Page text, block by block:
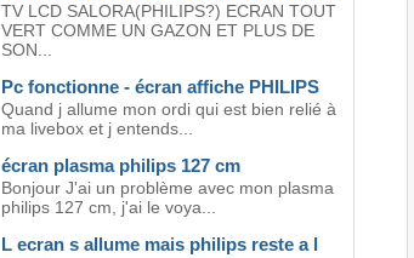
TV LCD SALORA(PHILIPS?) ECRAN TOUT
VERT COMME UN GAZON ET PLUS DE
SON...
Pc fonctionne - écran affiche PHILIPS
Quand j allume mon ordi qui est bien relié à
ma livebox et j entends...
écran plasma philips 127 cm
Bonjour J'ai un problème avec mon plasma
philips 127 cm, j'ai le voya...
L ecran s allume mais philips reste a l